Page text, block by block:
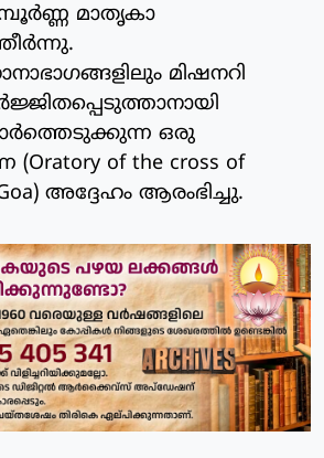
മാതൃകാ
മിഷനറി
ഒരു
(Oratory of the cross of
അദ്ദേഹം ആരംഭിച്ചു.